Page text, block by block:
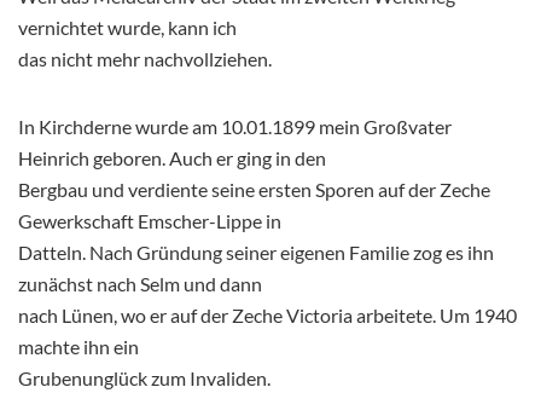
vernichtet wurde, kann ich
das nicht mehr nachvollziehen.
In Kirchderne wurde am 10.01.1899 mein Großvater
Heinrich geboren. Auch er ging in den
Bergbau und verdiente seine ersten Sporen auf der Zeche
Gewerkschaft Emscher-Lippe in
Datteln. Nach Gründung seiner eigenen Familie zog es ihn
zunächst nach Selm und dann
nach Lünen, wo er auf der Zeche Victoria arbeitete. Um 1940
machte ihn ein
Grubenunglück zum Invaliden.